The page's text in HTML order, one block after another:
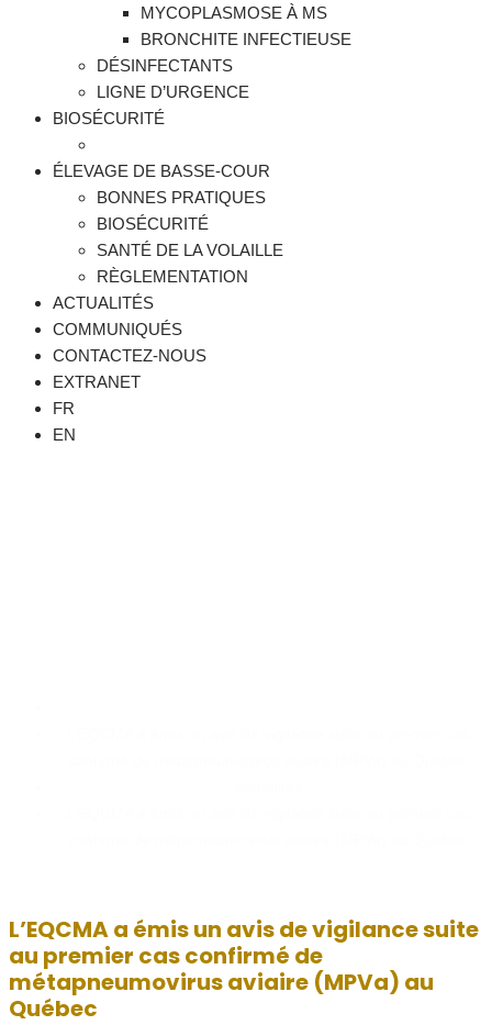
MYCOPLASMOSE À MS
BRONCHITE INFECTIEUSE
DÉSINFECTANTS
LIGNE D’URGENCE
BIOSÉCURITÉ
ÉLEVAGE DE BASSE-COUR
BONNES PRATIQUES
BIOSÉCURITÉ
SANTÉ DE LA VOLAILLE
RÈGLEMENTATION
ACTUALITÉS
COMMUNIQUÉS
CONTACTEZ-NOUS
EXTRANET
FR
EN
L’EQCMA a émis un avis de vigilance suite
au premier cas confirmé de
métapneumovirus aviaire (MPVa) au
Québec